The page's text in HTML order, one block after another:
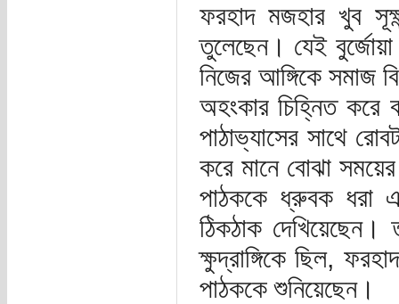
ফরহাদ মজহার খুব
তুলেছেন। যেই
নিজের আঙ্গিকে সমাজ
অহংকার চিহ্নিত করে
পাঠাভ্যাসের সাথে
করে মানে বোঝা
পাঠককে ধ্রুবক ধরা
ঠিকঠাক
ক্ষুদ্রাঙ্গিকে ছিল,
পাঠককে শুনিয়েছেন।